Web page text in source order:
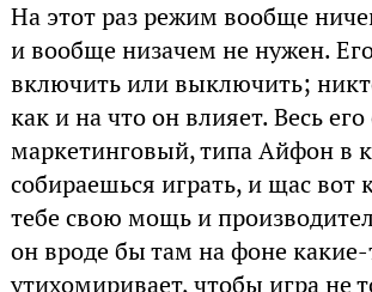
На этот раз режим вообще
и вообще низачем не нужен.
включить или выключить;
как и на что он влияет. Весь
маркетинговый, типа Айфон в
собираешься играть, и щас вот
тебе свою мощь и
он вроде бы там на фоне
утихомиривает, чтобы игра не